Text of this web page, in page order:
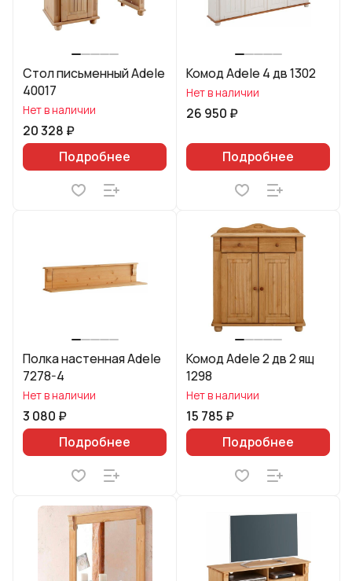
Стол письменный Adele
40017
Нет в наличии
20 328 ₽
Подробнее
Комод Adele 4 дв 1302
Нет в наличии
26 950 ₽
Подробнее
Полка настенная Adele
7278-4
Нет в наличии
3 080 ₽
Подробнее
Комод Adele 2 дв 2 ящ
1298
Нет в наличии
15 785 ₽
Подробнее